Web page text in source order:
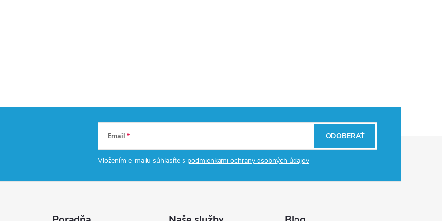
Email
Vložením e-mailu súhlasíte s podmienkami ochrany osobných údajov
ODOBERAŤ